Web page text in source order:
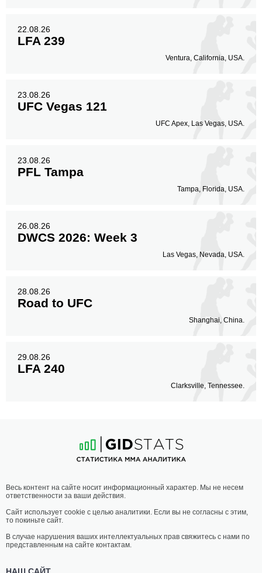
22.08.26
LFA 239
Ventura, California, USA.
23.08.26
UFC Vegas 121
UFC Apex, Las Vegas, USA.
23.08.26
PFL Tampa
Tampa, Florida, USA.
26.08.26
DWCS 2026: Week 3
Las Vegas, Nevada, USA.
28.08.26
Road to UFC
Shanghai, China.
29.08.26
LFA 240
Clarksville, Tennessee.
Весь контент на сайте носит информационный характер. Мы не несем
ответственности за ваши действия.
Сайт использует cookie с целью аналитики. Если вы не согласны с этим,
то покиньте сайт.
В случае нарушения ваших интеллектуальных прав свяжитесь с нами по
представленным на сайте контактам.